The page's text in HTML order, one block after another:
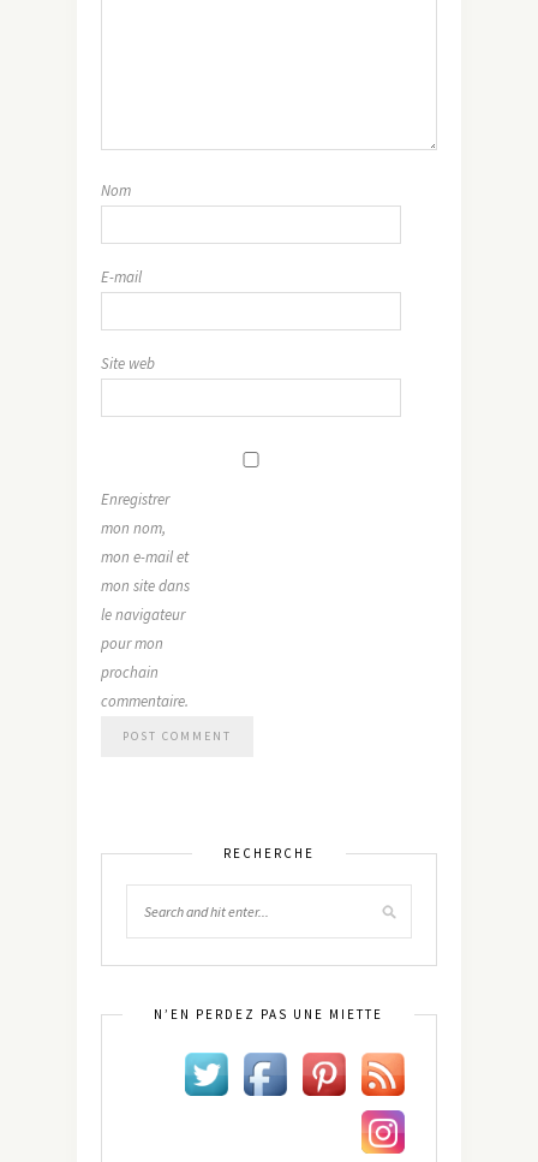
Nom
E-mail
Site web
Enregistrer
mon nom,
mon e-mail et
mon site dans
le navigateur
pour mon
prochain
commentaire.
RECHERCHE
N’EN PERDEZ PAS UNE MIETTE